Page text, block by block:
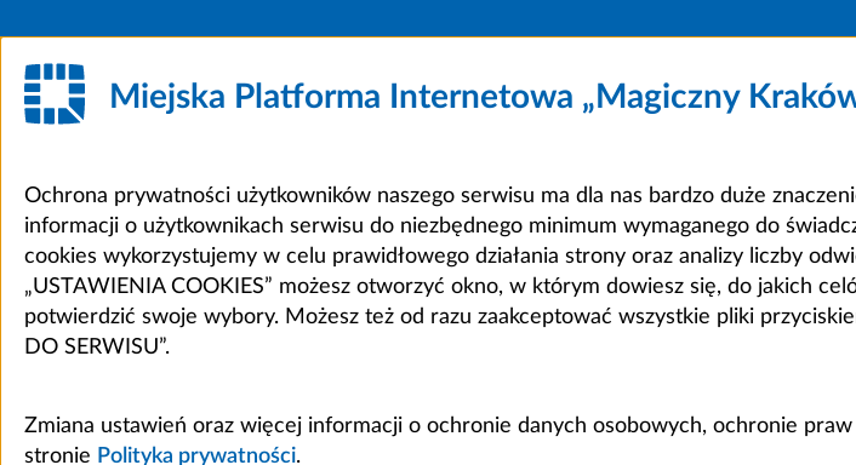
Miejska Platforma Internetowa „Magiczny
Ochrona prywatności użytkowników naszego serwisu ma dla nas bardzo duże
informacji o użytkownikach serwisu do niezbędnego minimum wymaganego do
cookies wykorzystujemy w celu prawidłowego działania strony oraz analizy liczby
„USTAWIENIA COOKIES” możesz otworzyć okno, w którym dowiesz się, do jakich
potwierdzić swoje wybory. Możesz też od razu zaakceptować wszystkie pliki
DO SERWISU”.
Zmiana ustawień oraz więcej informacji o ochronie danych osobowych, ochronie
stronie Polityka prywatności.